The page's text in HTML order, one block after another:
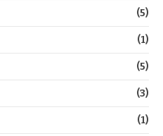
(5)
(1)
(5)
(3)
(1)